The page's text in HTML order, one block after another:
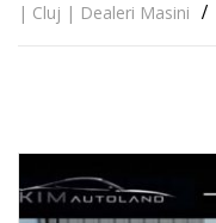
| Cluj | Dealeri Masini